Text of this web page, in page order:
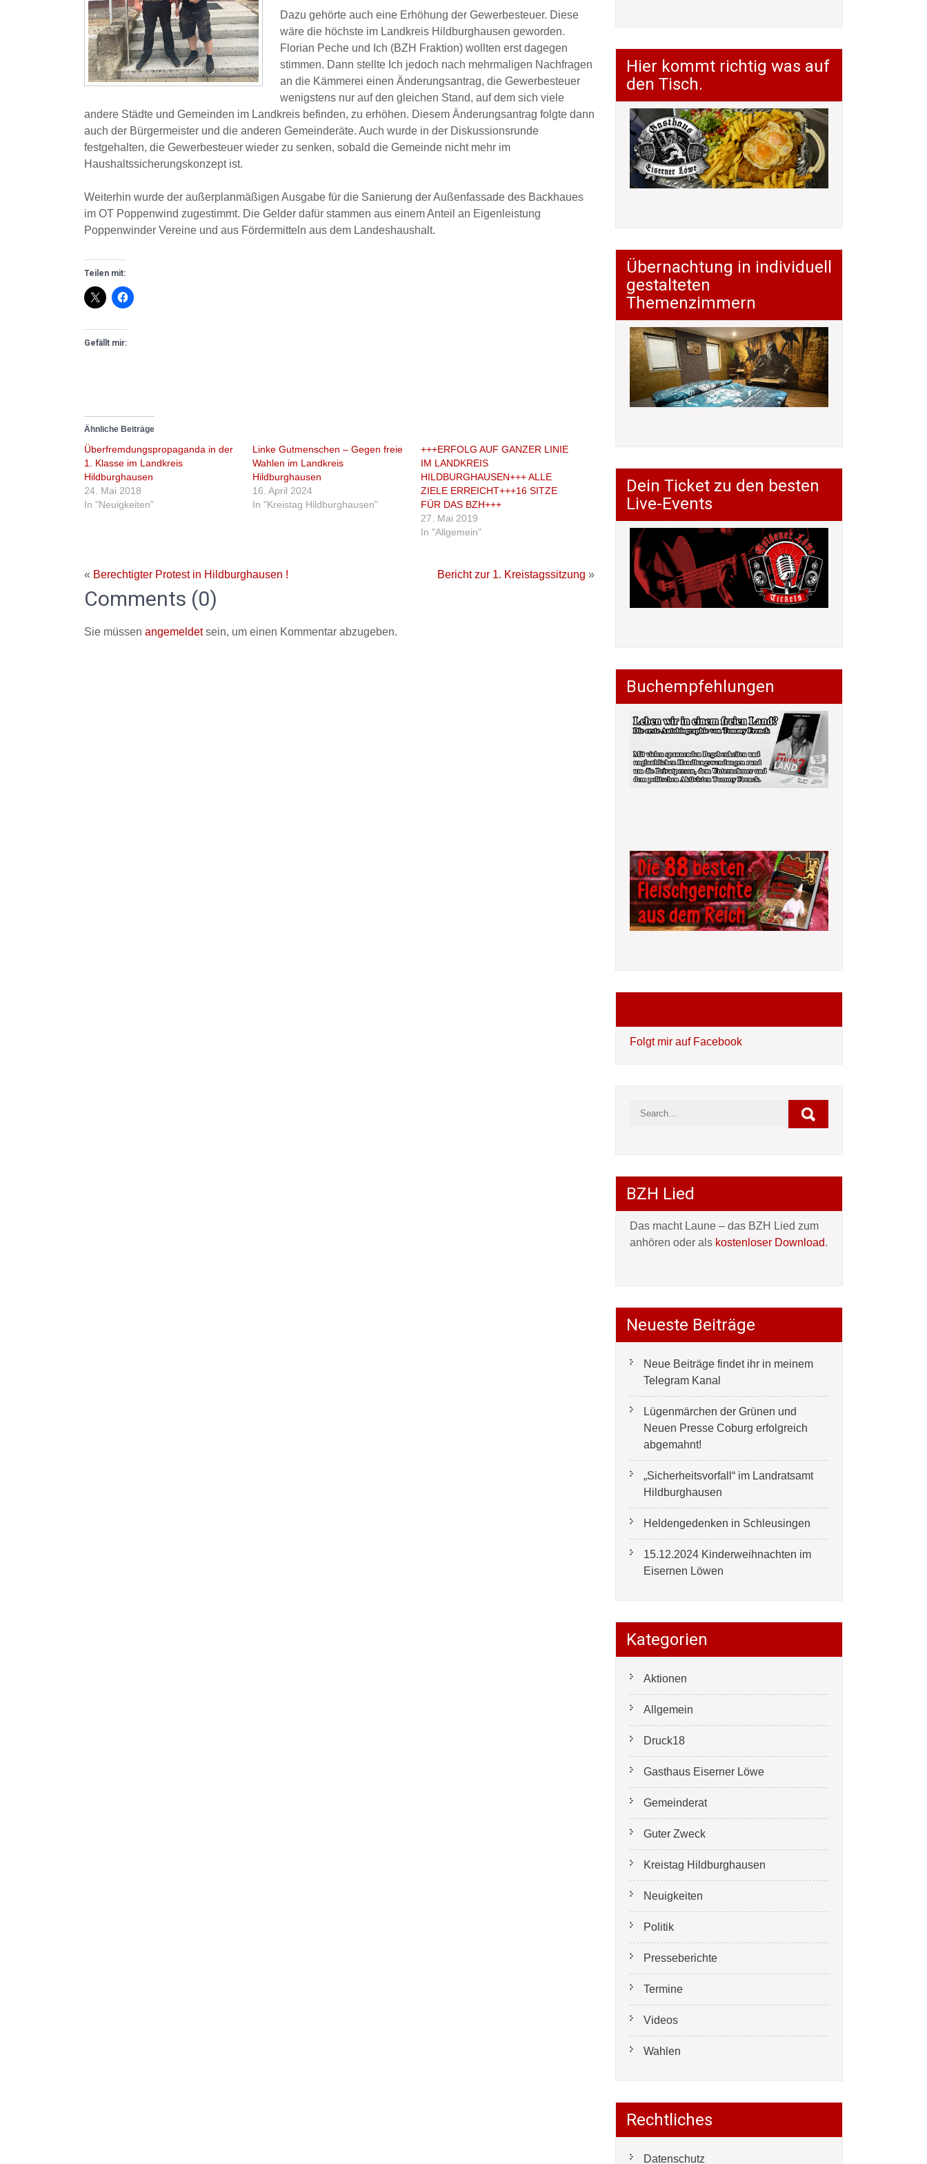
Dazu gehörte auch eine Erhöhung der Gewerbesteuer. Diese
wäre die höchste im Landkreis Hildburghausen geworden.
Florian Peche und Ich (BZH Fraktion) wollten erst dagegen
stimmen. Dann stellte Ich jedoch nach mehrmaligen Nachfragen
an die Kämmerei einen Änderungsantrag, die Gewerbesteuer
wenigstens nur auf den gleichen Stand, auf dem sich viele
andere Städte und Gemeinden im Landkreis befinden, zu erhöhen. Diesem Änderungsantrag folgte dann
auch der Bürgermeister und die anderen Gemeinderäte. Auch wurde in der Diskussionsrunde
festgehalten, die Gewerbesteuer wieder zu senken, sobald die Gemeinde nicht mehr im
Haushaltssicherungskonzept ist.
Weiterhin wurde der außerplanmäßigen Ausgabe für die Sanierung der Außenfassade des Backhaues
im OT Poppenwind zugestimmt. Die Gelder dafür stammen aus einem Anteil an Eigenleistung
Poppenwinder Vereine und aus Fördermitteln aus dem Landeshaushalt.
Teilen mit:
Gefällt mir:
Ähnliche Beiträge
Überfremdungspropaganda in der
1. Klasse im Landkreis
Hildburghausen
24. Mai 2018
In "Neuigkeiten"
Linke Gutmenschen – Gegen freie
Wahlen im Landkreis
Hildburghausen
16. April 2024
In "Kreistag Hildburghausen"
+++ERFOLG AUF GANZER LINIE
IM LANDKREIS
HILDBURGHAUSEN+++ ALLE
ZIELE ERREICHT+++16 SITZE
FÜR DAS BZH+++
27. Mai 2019
In "Allgemein"
« Berechtigter Protest in Hildburghausen ! Bericht zur 1. Kreistagssitzung »
Comments (0)
Sie müssen angemeldetsein, um einen Kommentar abzugeben.
Hier kommt richtig was auf
den Tisch.
Übernachtung in individuell
gestalteten
Themenzimmern
Dein Ticket zu den besten
Live-Events
Buchempfehlungen
Folgt mir auf Facebook
BZH Lied
Das macht Laune – das BZH Lied zum
anhören oder als kostenloser Download.
Neueste Beiträge
Neue Beiträge findet ihr in meinem
Telegram Kanal
Lügenmärchen der Grünen und
Neuen Presse Coburg erfolgreich
abgemahnt!
„Sicherheitsvorfall“ im Landratsamt
Hildburghausen
Heldengedenken in Schleusingen
15.12.2024 Kinderweihnachten im
Eisernen Löwen
Kategorien
Aktionen
Allgemein
Druck18
Gasthaus Eiserner Löwe
Gemeinderat
Guter Zweck
Kreistag Hildburghausen
Neuigkeiten
Politik
Presseberichte
Termine
Videos
Wahlen
Rechtliches
Datenschutz